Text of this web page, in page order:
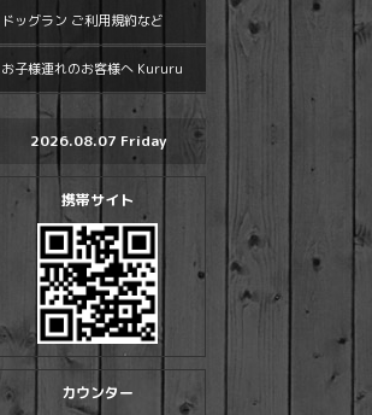
ドッグラン ご利用規約など
お子様連れのお客様へ Kururu
2026.08.07 Friday
携帯サイト
カウンター